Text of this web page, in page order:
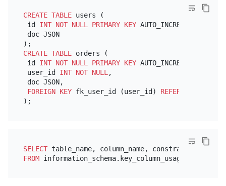
CREATE TABLE users (
id INT NOT NULL PRIMARY KEY AUTO_INCREMENT,
doc JSON
CREATE TABLE orders (
id INT NOT NULL PRIMARY KEY AUTO_INCREMENT,
user_id INT NOT NULL,
doc JSON,
FOREIGN KEY fk_user_id (user_id) REFERENCES
SELECT
FROM information_schema.key_column_usage